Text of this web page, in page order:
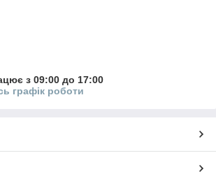
з 09:00 до 17:00
графік роботи